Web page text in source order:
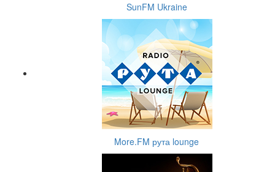
SunFM Ukraine
More.FM рута lounge